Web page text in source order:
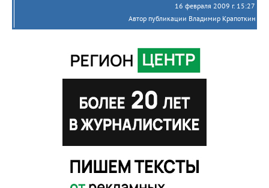
16 февраля 2009 г. 15:27
Автор публикации Владимир Крапоткин